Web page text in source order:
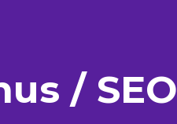
/ SEO